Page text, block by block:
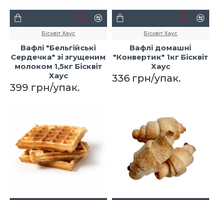
Бісквіт Хаус
Вафлі "Бельгійські
Сердечка" зі згущеним
молоком 1,5кг Бісквіт
Хаус
399 грн/упак.
Бісквіт Хаус
Вафлі домашні
"Конвертик" 1кг Бісквіт
Хаус
336 грн/упак.